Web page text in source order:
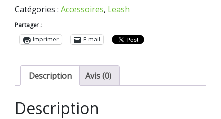
Up
Paddle
Bleu
Catégories : Accessoires, Leash
Partager :
Imprimer
E-mail
Description Avis (0)
Description